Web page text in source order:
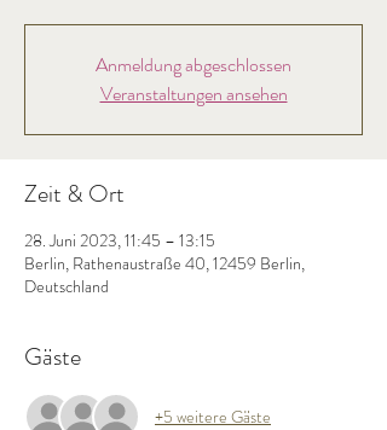
Anmeldung abgeschlossen
Veranstaltungen ansehen
Zeit & Ort
28. Juni 2023, 11:45 – 13:15
Berlin, Rathenaustraße 40, 12459 Berlin,
Deutschland
Gäste
+5 weitere Gäste